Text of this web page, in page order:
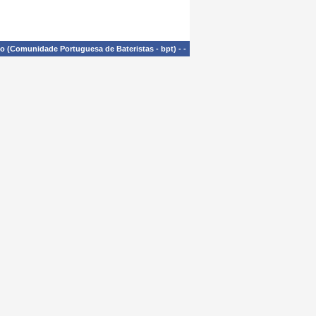
(Comunidade Portuguesa de Bateristas - bpt) - -